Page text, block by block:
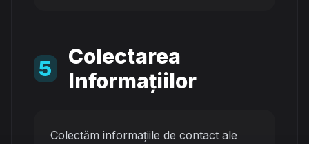
5
Colectarea
Informațiilor
Colectăm informațiile de contact ale